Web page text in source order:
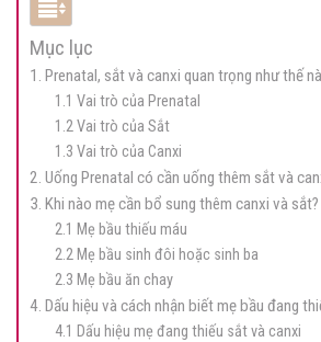
Mục lục
1. Prenatal, sắt và canxi quan trọng như thế
1.1 Vai trò của Prenatal
1.2 Vai trò của Sắt
1.3 Vai trò của Canxi
2. Uống Prenatal có cần uống thêm sắt và
3. Khi nào mẹ cần bổ sung thêm canxi và sắt?
2.1 Mẹ bầu thiếu máu
2.2 Mẹ bầu sinh đôi hoặc sinh ba
2.3 Mẹ bầu ăn chay
4. Dấu hiệu và cách nhận biết mẹ bầu đang
4.1 Dấu hiệu mẹ đang thiếu sắt và canxi